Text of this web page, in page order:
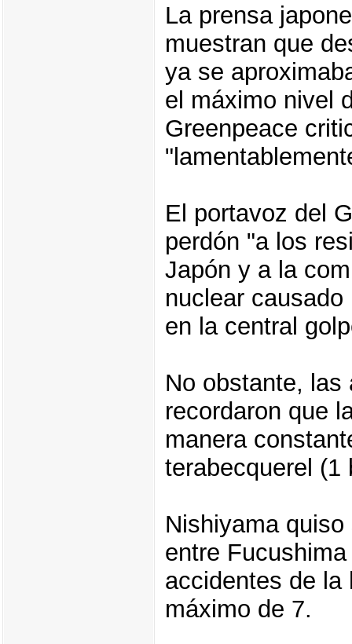
La prensa
muestran que
ya se
el máximo nivel
Greenpeace
El portavoz del
perdón "a los
Japón y a la
nuclear
en la central
No obstante, las
recordaron que
manera
terabecquerel (1
Nishiyama
entre
accidentes de la
máximo de 7.